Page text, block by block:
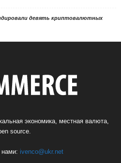
девять криптовалютных
экономика, местная валюта,
source.
нами: ivenco@ukr.net